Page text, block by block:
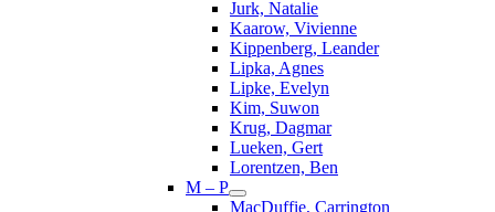
Jurk, Natalie
Kaarow, Vivienne
Kippenberg, Leander
Lipka, Agnes
Lipke, Evelyn
Kim, Suwon
Krug, Dagmar
Lueken, Gert
Lorentzen, Ben
M – P
MacDuffie, Carrington